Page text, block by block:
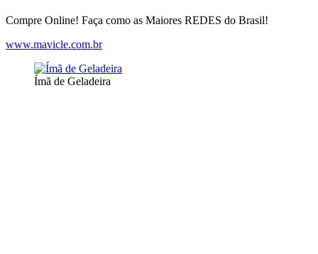
Compre Online! Faça como as Maiores REDES do Brasil!
www.mavicle.com.br
Ímã de Geladeira